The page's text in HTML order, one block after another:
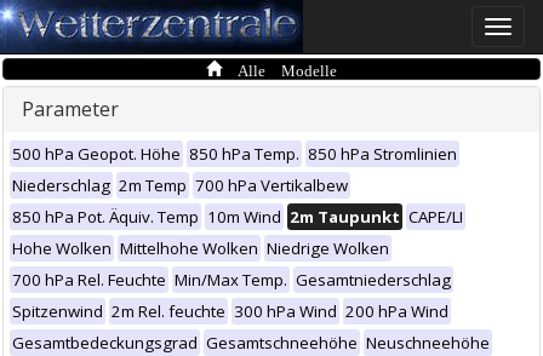
Toggle
Alle Modelle
Parameter
500 hPa Geopot. Höhe 850 hPa Temp. 850 hPa Stromlinien
Niederschlag 2m Temp 700 hPa Vertikalbew
850 hPa Pot. Äquiv. Temp 10m Wind 2m Taupunkt CAPE/LI
Hohe Wolken Mittelhohe Wolken Niedrige Wolken
700 hPa Rel. Feuchte Min/Max Temp. Gesamtniederschlag
Spitzenwind 2m Rel. feuchte 300 hPa Wind 200 hPa Wind
Gesamtbedeckungsgrad Gesamtschneehöhe Neuschneehöhe